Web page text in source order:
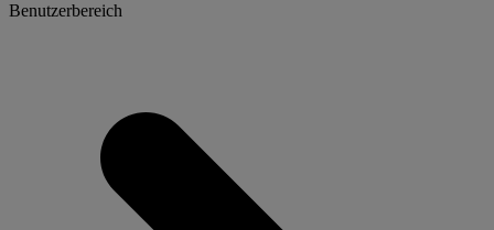
Benutzerbereich